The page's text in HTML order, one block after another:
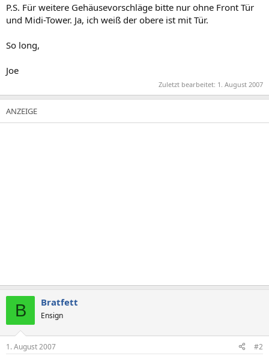
P.S. Für weitere Gehäusevorschläge bitte nur ohne Front Tür
und Midi-Tower. Ja, ich weiß der obere ist mit Tür.
So long,
Joe
Zuletzt bearbeitet: 1. August 2007
B Bratfett
Ensign
1. August 2007 #2